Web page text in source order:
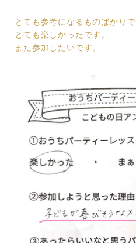
とても参考になるものばかりで
とても楽しかったです。
また参加したいです。